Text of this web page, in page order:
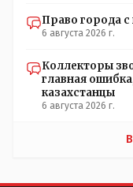
Право города
6 августа 2026 г.
Коллекторы
главная
казахстанцы
6 августа 2026 г.